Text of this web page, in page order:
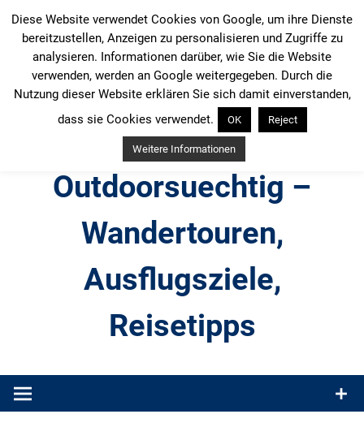
Inhalt
springen
Outdoorsuechtig –
Wandertouren,
Ausflugsziele,
Reisetipps
Produkttests und Buchrezensionen. Ein Blog für alle, die gern
Diese Website verwendet Cookies von Google, um ihre Dienste
bereitzustellen, Anzeigen zu personalisieren und Zugriffe zu
analysieren. Informationen darüber, wie Sie die Website
verwenden, werden an Google weitergegeben. Durch die
Nutzung dieser Website erklären Sie sich damit einverstanden,
dass sie Cookies verwendet.
OK Reject
Weitere Informationen